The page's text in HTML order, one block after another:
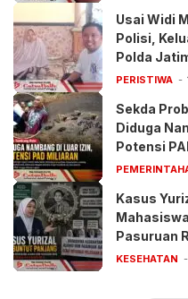
Usai Widi
Polisi,
Polda
PERISTIWA
Sekda
Diduga
Potensi
Kasus
Pasuruan
Pelayanan
KESEHATAN